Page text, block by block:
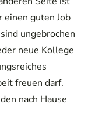
einen guten Job
ungebrochen
neue Kollege
freuen darf.
nach Hause